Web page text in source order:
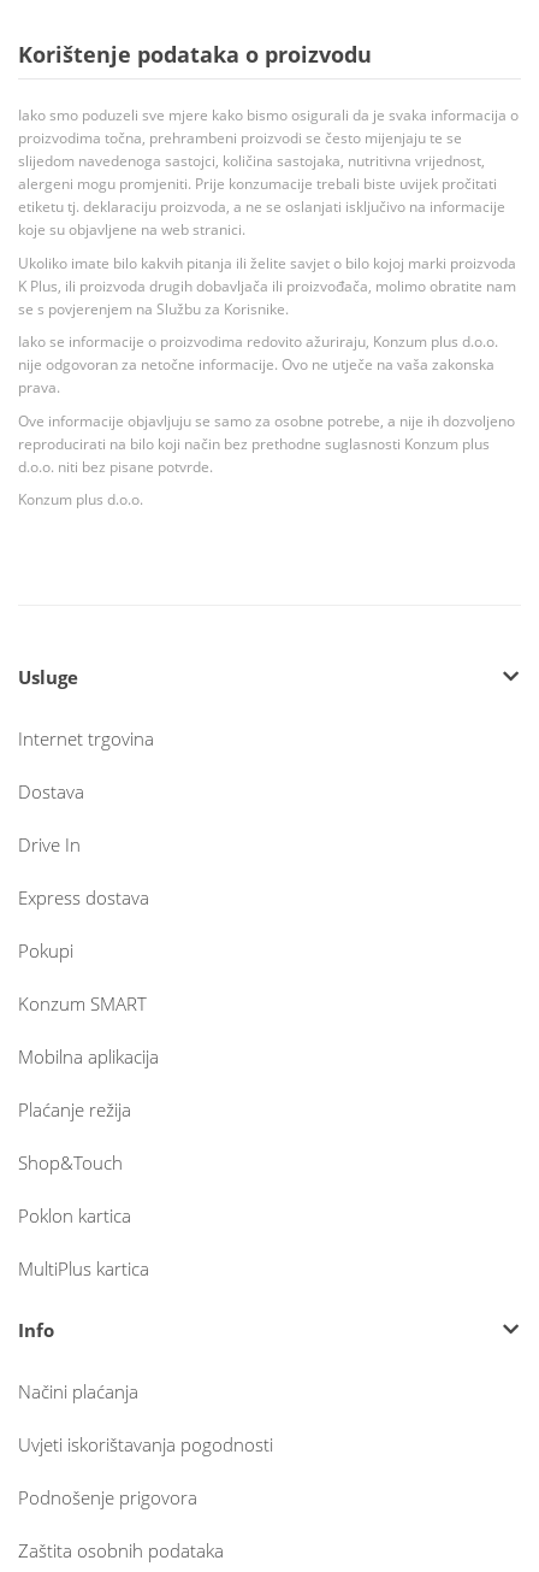
Korištenje podataka o proizvodu
Iako smo poduzeli sve mjere kako bismo osigurali da je svaka informacija o
proizvodima točna, prehrambeni proizvodi se često mijenjaju te se
slijedom navedenoga sastojci, količina sastojaka, nutritivna vrijednost,
alergeni mogu promjeniti. Prije konzumacije trebali biste uvijek pročitati
etiketu tj. deklaraciju proizvoda, a ne se oslanjati isključivo na informacije
koje su objavljene na web stranici.
Ukoliko imate bilo kakvih pitanja ili želite savjet o bilo kojoj marki proizvoda
K Plus, ili proizvoda drugih dobavljača ili proizvođača, molimo obratite nam
se s povjerenjem na Službu za Korisnike.
Iako se informacije o proizvodima redovito ažuriraju, Konzum plus d.o.o.
nije odgovoran za netočne informacije. Ovo ne utječe na vaša zakonska
prava.
Ove informacije objavljuju se samo za osobne potrebe, a nije ih dozvoljeno
reproducirati na bilo koji način bez prethodne suglasnosti Konzum plus
d.o.o. niti bez pisane potvrde.
Konzum plus d.o.o.
Usluge
Internet trgovina
Dostava
Drive In
Express dostava
Pokupi
Konzum SMART
Mobilna aplikacija
Plaćanje režija
Shop&Touch
Poklon kartica
MultiPlus kartica
Info
Načini plaćanja
Uvjeti iskorištavanja pogodnosti
Podnošenje prigovora
Zaštita osobnih podataka